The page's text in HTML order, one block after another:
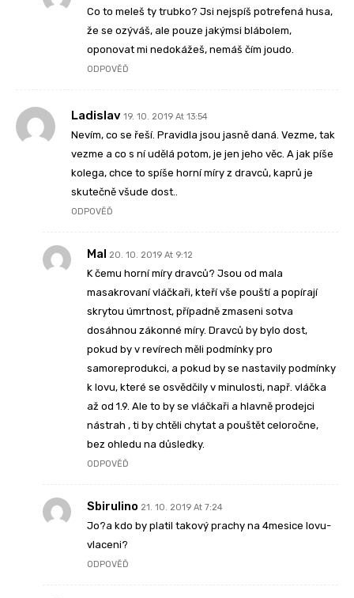
Co to meleš ty trubko? Jsi nejspíš potrefená husa,
že se ozýváš, ale pouze jakýmsi blábolem,
oponovat mi nedokážeš, nemáš čím joudo.
ODPOVĚĎ
Ladislav 19. 10. 2019 At 13:54
Nevím, co se řeší. Pravidla jsou jasně daná. Vezme, tak
vezme a co s ní udělá potom, je jen jeho věc. A jak píše
kolega, chce to spíše horní míry z dravců, kaprů je
skutečně všude dost..
ODPOVĚĎ
Mal 20. 10. 2019 At 9:12
K čemu horní míry dravců? Jsou od mala
masakrovaní vláčkaři, kteří vše pouští a popírají
skrytou úmrtnost, případně zmaseni sotva
dosáhnou zákonné míry. Dravců by bylo dost,
pokud by v revírech měli podmínky pro
samoreprodukci, a pokud by se nastavily podmínky
k lovu, které se osvědčily v minulosti, např. vláčka
až od 1.9. Ale to by se vláčkaři a hlavně prodejci
nástrah , ti by chtěli chytat a pouštět celoročne,
bez ohledu na důsledky.
ODPOVĚĎ
Sbirulino 21. 10. 2019 At 7:24
Jo?a kdo by platil takový prachy na 4mesice lovu-
vlaceni?
ODPOVĚĎ